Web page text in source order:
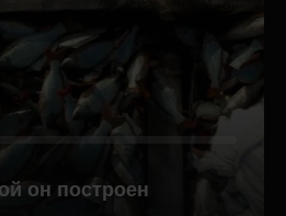
он построен